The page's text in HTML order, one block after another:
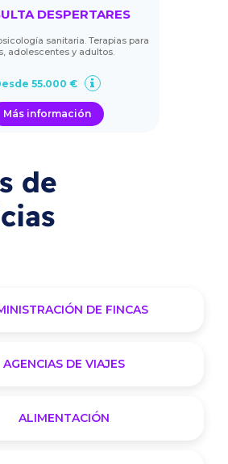
DESPERTARES
sanitaria. Terapias para
adolescentes y adultos.
55.000 €
Más información
de
DE FINCAS
AGENCIAS DE VIAJES
ALIMENTACIÓN